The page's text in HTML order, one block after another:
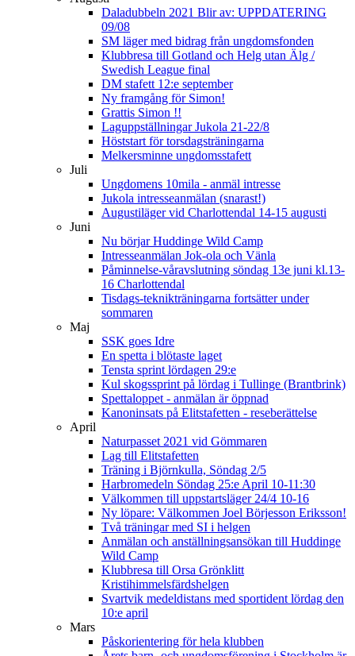
Daladubbeln 2021 Blir av: UPPDATERING
09/08
SM läger med bidrag från ungdomsfonden
Klubbresa till Gotland och Helg utan Älg /
Swedish League final
DM stafett 12:e september
Ny framgång för Simon!
Grattis Simon !!
Laguppställningar Jukola 21-22/8
Höststart för torsdagsträningarna
Melkersminne ungdomsstafett
Juli
Ungdomens 10mila - anmäl intresse
Jukola intresseanmälan (snarast!)
Augustiläger vid Charlottendal 14-15 augusti
Juni
Nu börjar Huddinge Wild Camp
Intresseanmälan Jok-ola och Vänla
Påminnelse-våravslutning söndag 13e juni kl.13-
16 Charlottendal
Tisdags-teknikträningarna fortsätter under
sommaren
Maj
SSK goes Idre
En spetta i blötaste laget
Tensta sprint lördagen 29:e
Kul skogssprint på lördag i Tullinge (Brantbrink)
Spettaloppet - anmälan är öppnad
Kanoninsats på Elitstafetten - reseberättelse
April
Naturpasset 2021 vid Gömmaren
Lag till Elitstafetten
Träning i Björnkulla, Söndag 2/5
Harbromedeln Söndag 25:e April 10-11:30
Välkommen till uppstartsläger 24/4 10-16
Ny löpare: Välkommen Joel Börjesson Eriksson!
Två träningar med SI i helgen
Anmälan och anställningsansökan till Huddinge
Wild Camp
Klubbresa till Orsa Grönklitt
Kristihimmelsfärdshelgen
Svartvik medeldistans med sportident lördag den
10:e april
Mars
Påskorientering för hela klubben